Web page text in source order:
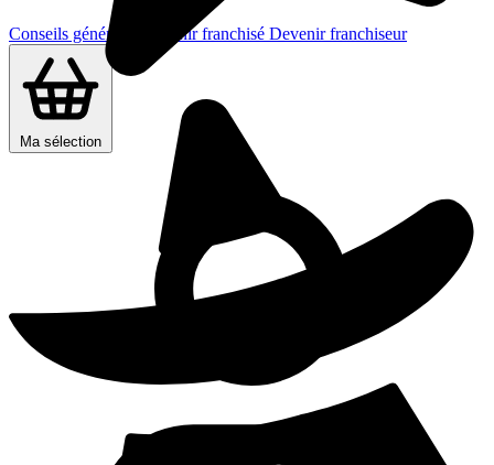
Conseils généraux Devenir franchisé Devenir franchiseur
Ma sélection